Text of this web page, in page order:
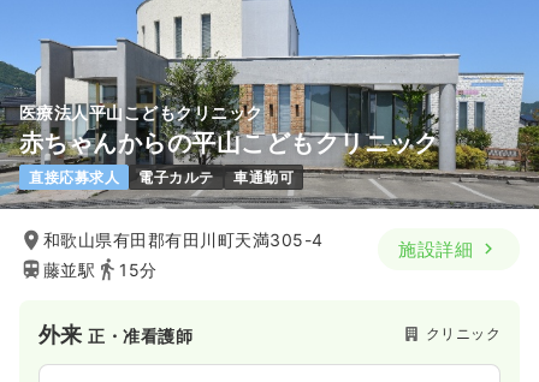
医療法人平山こどもクリニック
赤ちゃんからの平山こどもクリニック
直接応募求人 電子カルテ 車通勤可
和歌山県有田郡有田川町天満305-4
藤並駅
15分
施設詳細
外来正・准看護師 クリニック